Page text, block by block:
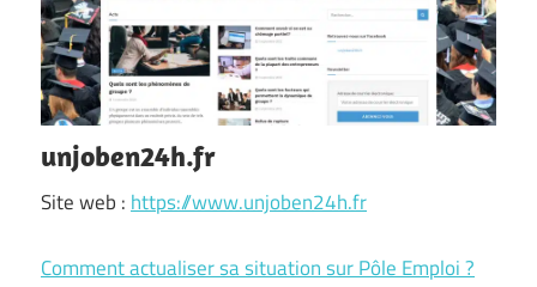
unjoben24h.fr
Site web : https://www.unjoben24h.fr
Comment actualiser sa situation sur Pôle Emploi ?